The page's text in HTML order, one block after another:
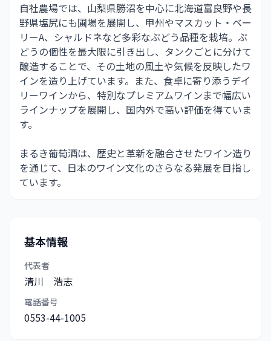
自社農場では、山梨県勝沼を中心に北海道富良野や長
野県塩尻にも圃場を展開し、甲州やマスカット・ベー
リーA、シャルドネなど多彩なぶどう品種を栽培。ぶ
どうの個性を最大限に引き出し、タンクごとに分けて
醸造することで、その土地の風土や気候を反映したワ
インを造り上げています。また、食卓に寄り添うデイ
リーワインから、特別なプレミアムワインまで幅広い
ラインナップを展開し、国内外で高い評価を得ていま
す。
まるき葡萄酒は、歴史と革新を融合させたワイン造り
を通じて、日本のワイン文化のさらなる発展を目指し
ています。
基本情報
代表者
清川 浩志
電話番号
0553-44-1005